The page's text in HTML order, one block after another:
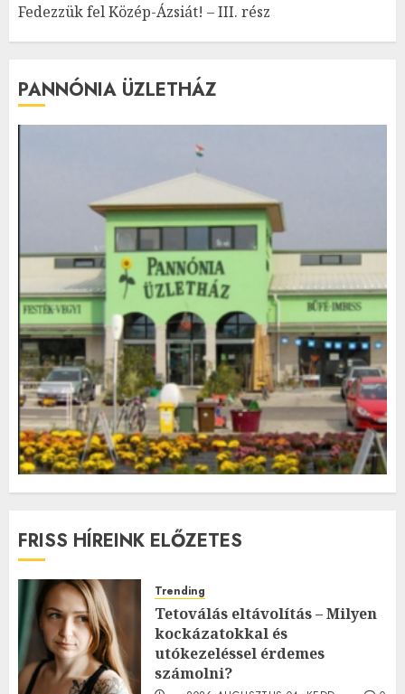
Fedezzük fel Közép-Ázsiát! – III. rész
PANNÓNIA ÜZLETHÁZ
FRISS HÍREINK ELŐZETES
Trending
Tetoválás eltávolítás – Milyen
kockázatokkal és
utókezeléssel érdemes
számolni?